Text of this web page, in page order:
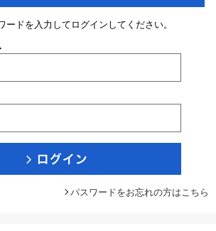
ードを入力してログインしてください。
パスワードをお忘れの方はこちら